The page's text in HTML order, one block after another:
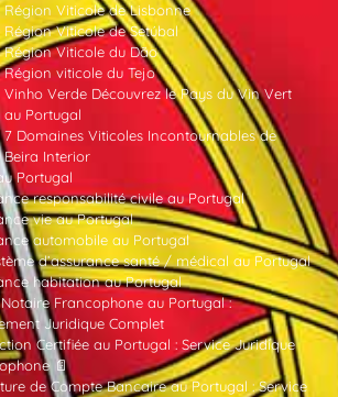
Région Viticole de Lisbonne
Région Viticole de Setúbal
Région Viticole du Dão
Région viticole du Tejo
Vinho Verde Découvrez le Pays du Vin Vert
au Portugal
7 Domaines Viticoles Incontournables de
Beira Interior
Portugal
responsabilité civile au Portugal
vie au Portugal
automobile au Portugal
d’assurance santé / médical au Portugal
habitation au Portugal
Francophone au Portugal :
Juridique Complet
Certifiée au Portugal : Service Juridique
📄
de Compte Bancaire au Portugal : Service